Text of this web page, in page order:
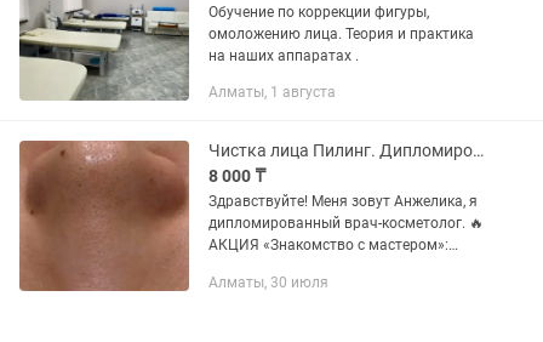
Обучение по коррекции фигуры,
омоложению лица. Теория и практика
на наших аппаратах .
Алматы, 1 августа
Чистка лица Пилинг. Дипломированный косметолог
8 000 ₸
Здравствуйте! Меня зовут Анжелика, я
дипломированный врач-косметолог. 🔥
АКЦИЯ «Знакомство с мастером»:
60%)! В процедуру входит: Глубокая
Алматы, 30 июля